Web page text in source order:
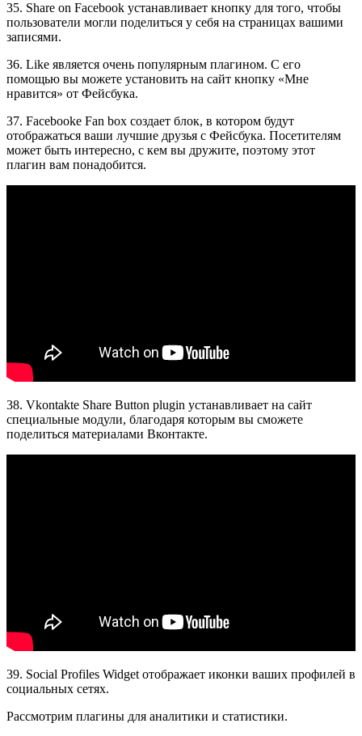
35. Share on Facebook устанавливает кнопку для того, чтобы
пользователи могли поделиться у себя на страницах вашими
записями.
36. Like является очень популярным плагином. С его
помощью вы можете установить на сайт кнопку «Мне
нравится» от Фейсбука.
37. Facebooke Fan box создает блок, в котором будут
отображаться ваши лучшие друзья с Фейсбука. Посетителям
может быть интересно, с кем вы дружите, поэтому этот
плагин вам понадобится.
38. Vkontakte Share Button plugin устанавливает на сайт
специальные модули, благодаря которым вы сможете
поделиться материалами Вконтакте.
39. Social Profiles Widget отображает иконки ваших профилей в
социальных сетях.
Рассмотрим плагины для аналитики и статистики.